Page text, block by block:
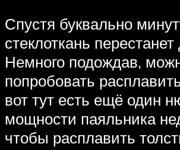
Спустя буквально
стеклоткань
Немного подождав,
попробовать
вот тут есть ещё один
мощности паяльника
чтобы расплавить